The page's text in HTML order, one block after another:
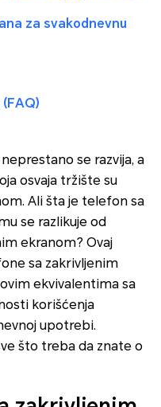
za svakodnevnu
se razvija, a
osvaja tržište su
Ali šta je telefon sa
se razlikuje od
ekranom? Ovaj
sa zakrivljenim
ekvivalentima sa
korišćenja
upotrebi.
što treba da znate o